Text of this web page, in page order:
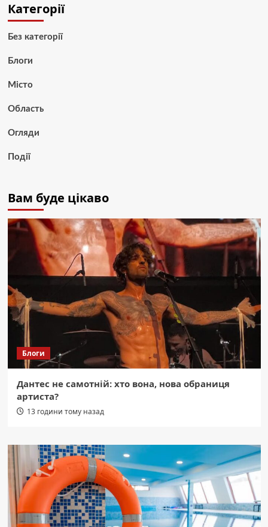
Категорії
Без категорії
Блоги
Місто
Область
Огляди
Події
Вам буде цікаво
Блоги
Дантес не самотній: хто вона, нова обраниця
артиста?
13 години тому назад